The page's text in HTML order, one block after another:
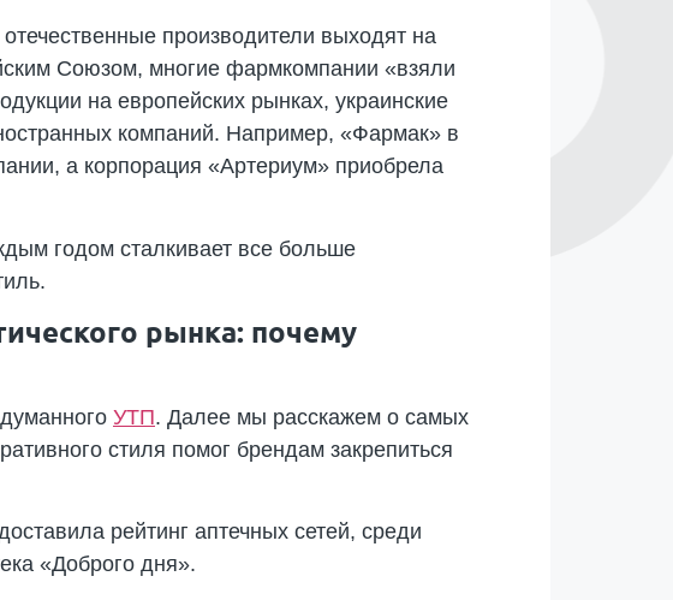
производители выходят на
Союзом, многие фармкомпании «взяли
на европейских рынках, украинские
компаний. Например, «Фармак» в
а корпорация «Артериум» приобрела
годом сталкивает все больше
рынка: почему
УТП. Далее мы расскажем о самых
стиля помог брендам закрепиться
рейтинг аптечных сетей, среди
«Доброго дня».